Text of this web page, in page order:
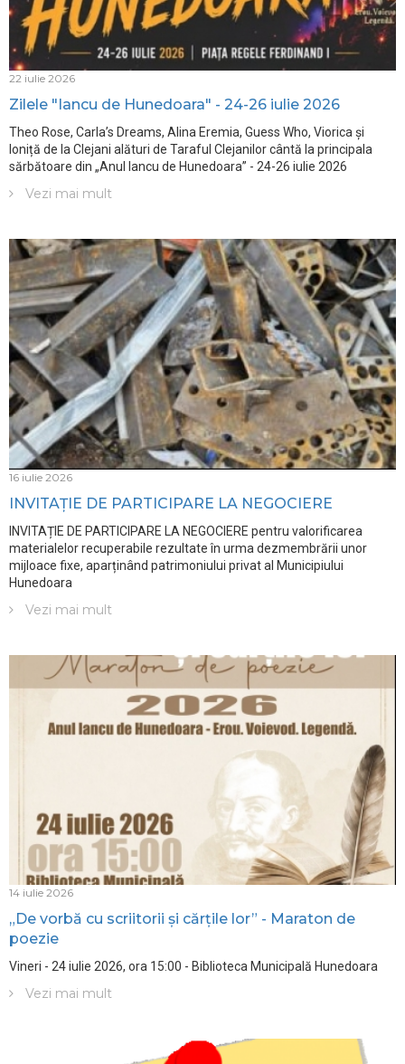
22 iulie 2026
Zilele "Iancu de Hunedoara" - 24-26 iulie 2026
Theo Rose, Carla’s Dreams, Alina Eremia, Guess Who, Viorica și
Ioniță de la Clejani alături de Taraful Clejanilor cântă la principala
sărbătoare din „Anul Iancu de Hunedoara” - 24-26 iulie 2026
Vezi mai mult
16 iulie 2026
INVITAȚIE DE PARTICIPARE LA NEGOCIERE
INVITAȚIE DE PARTICIPARE LA NEGOCIERE pentru valorificarea
materialelor recuperabile rezultate în urma dezmembrării unor
mijloace fixe, aparținând patrimoniului privat al Municipiului
Hunedoara
Vezi mai mult
14 iulie 2026
„De vorbă cu scriitorii și cărțile lor” - Maraton de
poezie
Vineri - 24 iulie 2026, ora 15:00 - Biblioteca Municipală Hunedoara
Vezi mai mult